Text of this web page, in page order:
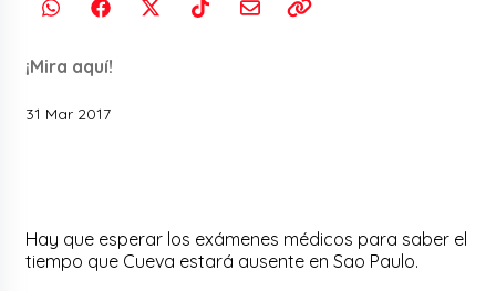
¡Mira aquí!
31 Mar 2017
Hay que esperar los exámenes médicos para saber el
tiempo que Cueva estará ausente en Sao Paulo.